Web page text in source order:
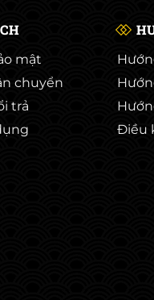
mật
chuyển
trả
Điều